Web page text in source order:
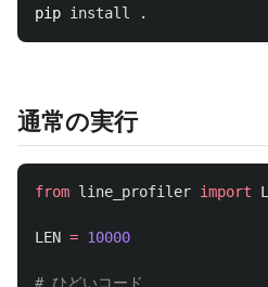
pip install .
通常の実行
from line_profiler import
LEN = 10000